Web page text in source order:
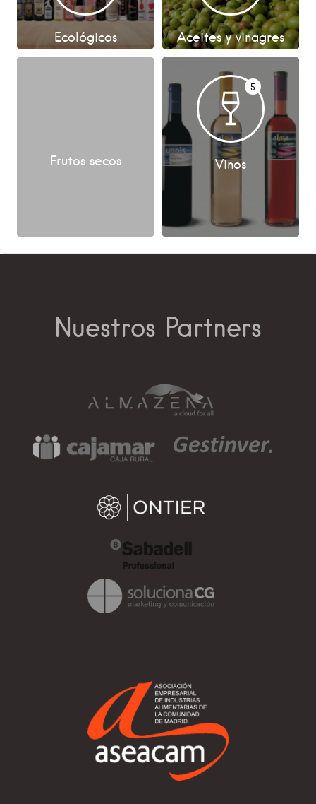
Ecológicos Aceites y vinagres
Frutos secos
5
Vinos
Nuestros Partners